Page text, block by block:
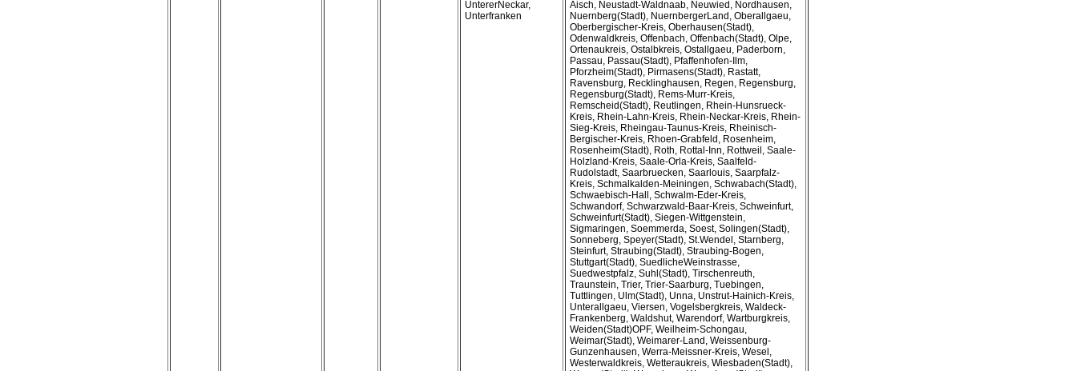
UntererNeckar,
Unterfranken
Aisch, Neustadt-Waldnaab, Neuwied, Nordhausen,
Nuernberg(Stadt), NuernbergerLand, Oberallgaeu,
Oberbergischer-Kreis, Oberhausen(Stadt),
Odenwaldkreis, Offenbach, Offenbach(Stadt), Olpe,
Ortenaukreis, Ostalbkreis, Ostallgaeu, Paderborn,
Passau, Passau(Stadt), Pfaffenhofen-Ilm,
Pforzheim(Stadt), Pirmasens(Stadt), Rastatt,
Ravensburg, Recklinghausen, Regen, Regensburg,
Regensburg(Stadt), Rems-Murr-Kreis,
Remscheid(Stadt), Reutlingen, Rhein-Hunsrueck-
Kreis, Rhein-Lahn-Kreis, Rhein-Neckar-Kreis, Rhein-
Sieg-Kreis, Rheingau-Taunus-Kreis, Rheinisch-
Bergischer-Kreis, Rhoen-Grabfeld, Rosenheim,
Rosenheim(Stadt), Roth, Rottal-Inn, Rottweil, Saale-
Holzland-Kreis, Saale-Orla-Kreis, Saalfeld-
Rudolstadt, Saarbruecken, Saarlouis, Saarpfalz-
Kreis, Schmalkalden-Meiningen, Schwabach(Stadt),
Schwaebisch-Hall, Schwalm-Eder-Kreis,
Schwandorf, Schwarzwald-Baar-Kreis, Schweinfurt,
Schweinfurt(Stadt), Siegen-Wittgenstein,
Sigmaringen, Soemmerda, Soest, Solingen(Stadt),
Sonneberg, Speyer(Stadt), St.Wendel, Starnberg,
Steinfurt, Straubing(Stadt), Straubing-Bogen,
Stuttgart(Stadt), SuedlicheWeinstrasse,
Suedwestpfalz, Suhl(Stadt), Tirschenreuth,
Traunstein, Trier, Trier-Saarburg, Tuebingen,
Tuttlingen, Ulm(Stadt), Unna, Unstrut-Hainich-Kreis,
Unterallgaeu, Viersen, Vogelsbergkreis, Waldeck-
Frankenberg, Waldshut, Warendorf, Wartburgkreis,
Weiden(Stadt)OPF, Weilheim-Schongau,
Weimar(Stadt), Weimarer-Land, Weissenburg-
Gunzenhausen, Werra-Meissner-Kreis, Wesel,
Westerwaldkreis, Wetteraukreis, Wiesbaden(Stadt),